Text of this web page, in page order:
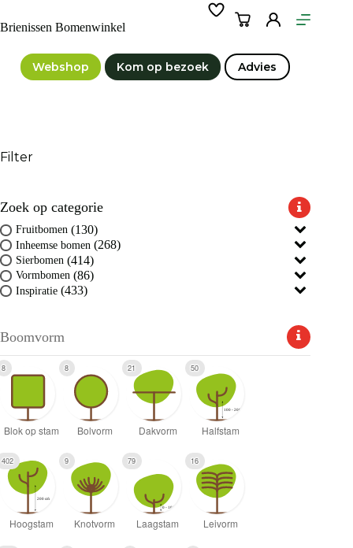
naar
de
Brienissen Bomenwinkel Winkelwagen
Webshop Kom op bezoek Advies
Filter
Zoek op categorie
Fruitbomen (130)
Inheemse bomen (268)
Sierbomen (414)
Vormbomen (86)
Inspiratie (433)
Boomvorm
8 8 21 50
402 9 79 16